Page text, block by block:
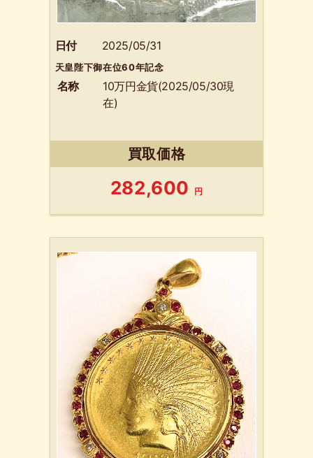
日付 2025/05/31
天皇陛下御在位60年記念
名称
10万円金貨(2025/05/30現
在)
買取価格
282,600 円